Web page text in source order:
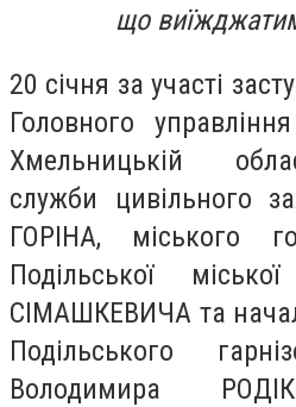
що
20 січня за участі
Головного
Хмельницькій
служби цивільного
ГОРІНА, міського
Подільської
СІМАШКЕВИЧА та
Подільського
Володимира